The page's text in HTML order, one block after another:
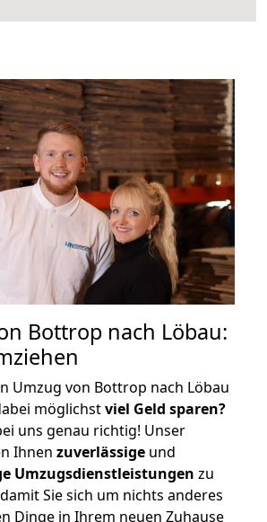
Bottrop nach Löbau:
Umzug von Bottrop nach Löbau
möglichstviel Geld sparen?
uns genau richtig! Unser
Ihnen zuverlässige und
Umzugsdienstleistungen zu
Sie sich um nichts anderes
Dinge in Ihrem neuen Zuhause